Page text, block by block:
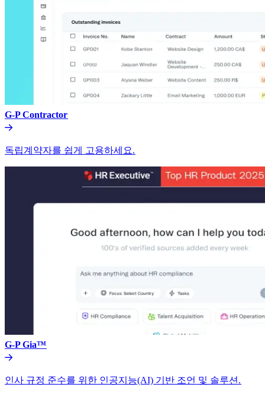
G-P Contractor​​
독립계약자를 쉽게 고용하세요.​​
G-P Gia™​​
인사 규정 준수를 위한 인공지능(AI) 기반 조언 및 솔루션.​​